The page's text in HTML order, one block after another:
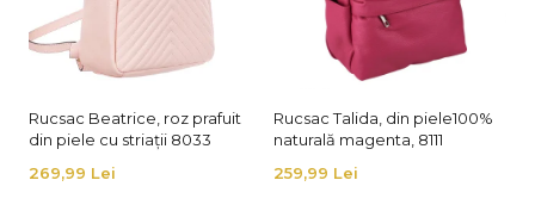
Rucsac Beatrice, roz prafuit
din piele cu striații 8033
269,99 Lei
Rucsac Talida, din piele100%
naturală magenta, 8111
259,99 Lei